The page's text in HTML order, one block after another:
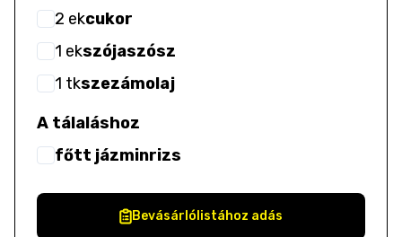
2 ekcukor
1 ekszójaszósz
1 tkszezámolaj
A tálaláshoz
főtt jázminrizs
Bevásárlólistához adás